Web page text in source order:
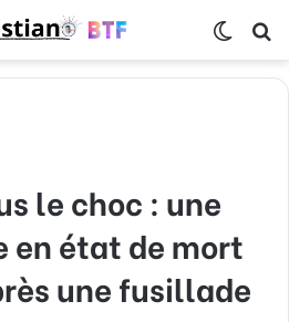
le choc : une
en état de mort
une fusillade